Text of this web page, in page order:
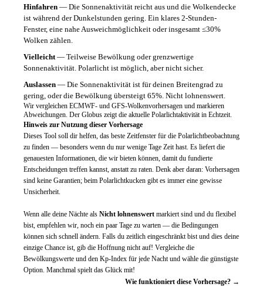
Hinfahren — Die Sonnenaktivität reicht aus und die Wolkendecke
ist während der Dunkelstunden gering. Ein klares 2-Stunden-
Fenster, eine nahe Ausweichmöglichkeit oder insgesamt ≤30%
Wolken zählen.
Vielleicht— Teilweise Bewölkung oder grenzwertige
Sonnenaktivität. Polarlicht ist möglich, aber nicht sicher.
Auslassen — Die Sonnenaktivität ist für deinen Breitengrad zu
gering, oder die Bewölkung übersteigt 65%. Nicht lohnenswert.
Wir vergleichen ECMWF- und GFS-Wolkenvorhersagen und markieren
Abweichungen. Der Globus zeigt die aktuelle Polarlichtaktivität in Echtzeit.
Hinweis zur Nutzung dieser Vorhersage
Dieses Tool soll dir helfen, das beste Zeitfenster für die Polarlichtbeobachtung
zu finden — besonders wenn du nur wenige Tage Zeit hast. Es liefert die
genauesten Informationen, die wir bieten können, damit du fundierte
Entscheidungen treffen kannst, anstatt zu raten. Denk aber daran: Vorhersagen
sind keine Garantien; beim Polarlichtkucken gibt es immer eine gewisse
Unsicherheit.
Wenn alle deine Nächte als Nicht lohnenswert markiert sind und du flexibel
bist, empfehlen wir, noch ein paar Tage zu warten — die Bedingungen
können sich schnell ändern. Falls du zeitlich eingeschränkt bist und dies deine
einzige Chance ist, gib die Hoffnung nicht auf! Vergleiche die
Bewölkungswerte und den Kp-Index für jede Nacht und wähle die günstigste
Option. Manchmal spielt das Glück mit!
Wie funktioniert diese Vorhersage? →